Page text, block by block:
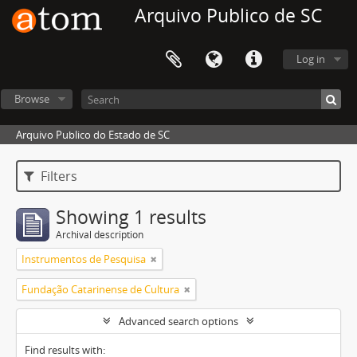
Arquivo Publico de SC
Log in
Browse
Arquivo Publico do Estado de SC
Filters
Showing 1 results
Archival description
Instrumentos de Pesquisa
Fundação Catarinense de Cultura
Advanced search options
Find results with: